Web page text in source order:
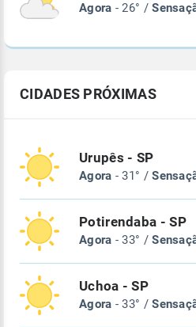
Agora - 26° /
CIDADES PRÓXIMAS
Urupês - SP
Agora - 31° /
Potirendaba - SP
Agora - 33° /
Uchoa - SP
Agora - 33° /